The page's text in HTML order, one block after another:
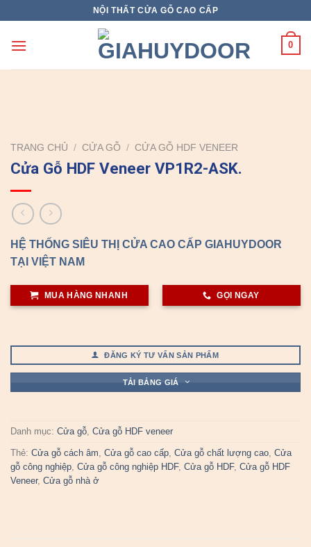
content
NỘI THẤT CỬA GỖ CAO CẤP
0
TRANG CHỦ / CỬA GỖ / CỬA GỖ HDF VENEER
Cửa Gỗ HDF Veneer VP1R2-ASK.
HỆ THỐNG SIÊU THỊ CỬA CAO CẤP GIAHUYDOOR
TẠI VIỆT NAM
MUA HÀNG NHANH GỌI NGAY
ĐĂNG KÝ TƯ VẤN SẢN PHẨM
TẢI BẢNG GIÁ
Danh mục: Cửa gỗ, Cửa gỗ HDF veneer
Thẻ: Cửa gỗ cách âm, Cửa gỗ cao cấp, Cửa gỗ chất lượng cao, Cửa
gỗ công nghiệp, Cửa gỗ công nghiệp HDF, Cửa gỗ HDF, Cửa gỗ HDF
Veneer, Cửa gỗ nhà ở